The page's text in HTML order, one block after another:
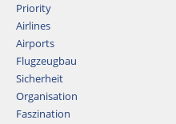
Priority
Airlines
Airports
Flugzeugbau
Sicherheit
Organisation
Faszination